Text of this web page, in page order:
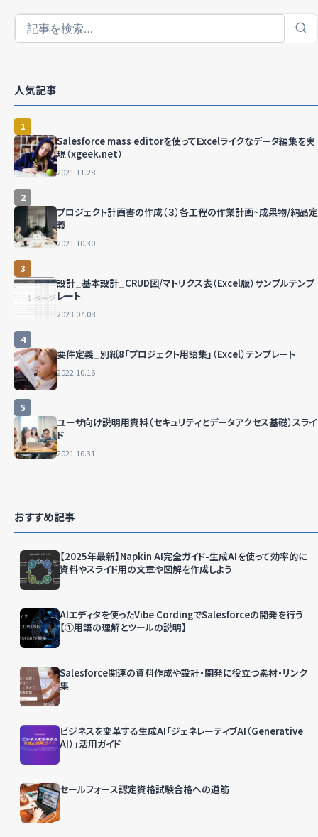
人気記事
1
Salesforce mass editorを使ってExcelライクなデータ編集を実
現（xgeek.net）
2021.11.28
2
プロジェクト計画書の作成（３）各工程の作業計画~成果物/納品定
義
2021.10.30
3
設計_基本設計_CRUD図/マトリクス表（Excel版）サンプルテンプ
レート
2023.07.08
4
要件定義_別紙8「プロジェクト用語集」（Excel）テンプレート
2022.10.16
5
ユーザ向け説明用資料（セキュリティとデータアクセス基礎）スライ
ド
2021.10.31
おすすめ記事
【2025年最新】Napkin AI完全ガイド-生成AIを使って効率的に
資料やスライド用の文章や図解を作成しよう
AIエディタを使ったVibe CordingでSalesforceの開発を行う
【①用語の理解とツールの説明】
Salesforce関連の資料作成や設計・開発に役立つ素材・リンク
集
ビジネスを変革する生成AI「ジェネレーティブAI（Generative
AI）」活用ガイド
セールフォース認定資格試験合格への道筋